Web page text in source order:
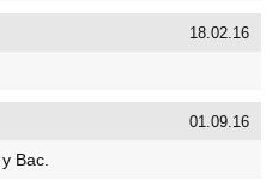
18.02.16
01.09.16
Вас.